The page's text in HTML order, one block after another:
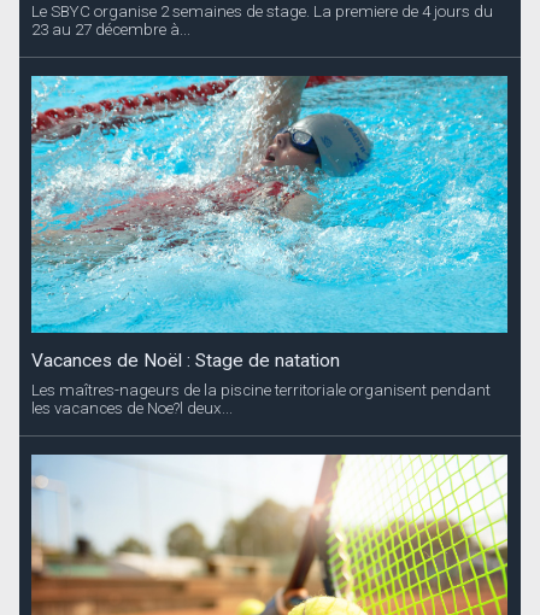
Le SBYC organise 2 semaines de stage. La premiere de 4 jours du
23 au 27 décembre à...
Vacances de Noël : Stage de natation
Les maîtres-nageurs de la piscine territoriale organisent pendant
les vacances de Noe?l deux...